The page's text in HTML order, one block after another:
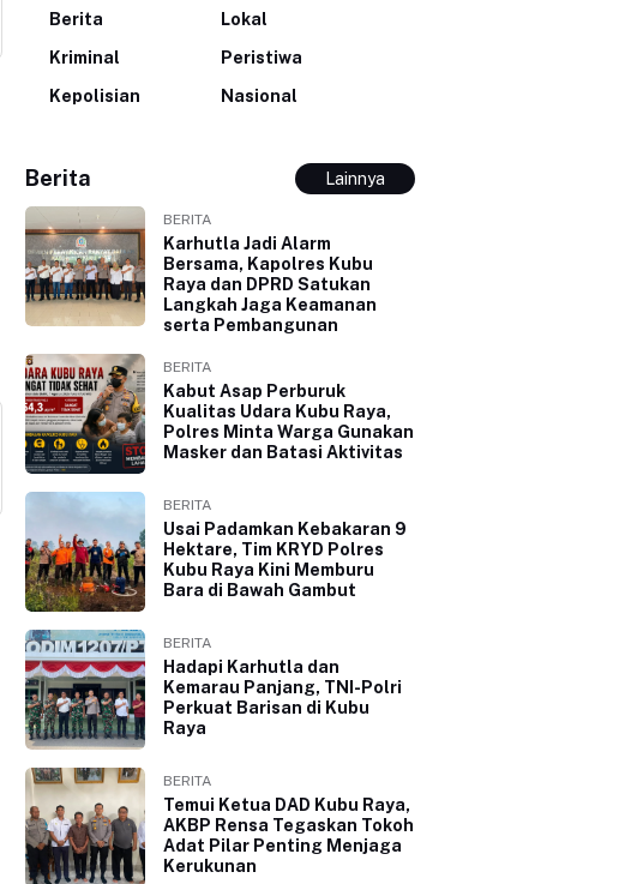
Berita
Lokal
Kriminal
Peristiwa
Kepolisian
Nasional
Berita Lainnya
BERITA
Karhutla Jadi Alarm
Bersama, Kapolres Kubu
Raya dan DPRD Satukan
Langkah Jaga Keamanan
serta Pembangunan
BERITA
Kabut Asap Perburuk
Kualitas Udara Kubu Raya,
Polres Minta Warga Gunakan
Masker dan Batasi Aktivitas
BERITA
Usai Padamkan Kebakaran 9
Hektare, Tim KRYD Polres
Kubu Raya Kini Memburu
Bara di Bawah Gambut
BERITA
Hadapi Karhutla dan
Kemarau Panjang, TNI-Polri
Perkuat Barisan di Kubu
Raya
BERITA
Temui Ketua DAD Kubu Raya,
AKBP Rensa Tegaskan Tokoh
Adat Pilar Penting Menjaga
Kerukunan